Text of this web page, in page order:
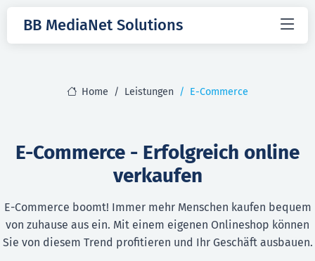
BB MediaNet Solutions
Home Leistungen E-Commerce
E-Commerce - Erfolgreich online
verkaufen
E-Commerce boomt! Immer mehr Menschen kaufen bequem
von zuhause aus ein. Mit einem eigenen Onlineshop können
Sie von diesem Trend profitieren und Ihr Geschäft ausbauen.